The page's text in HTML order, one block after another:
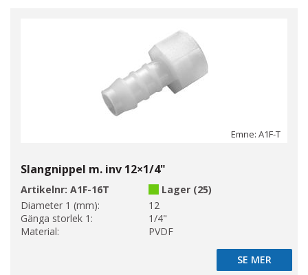
Emne: A1F-T
Slangnippel m. inv 12×1/4"
Artikelnr: A1F-16T
Lager (25)
Diameter 1 (mm):
12
Gänga storlek 1:
1/4"
Material:
PVDF
SE MER
SE MER